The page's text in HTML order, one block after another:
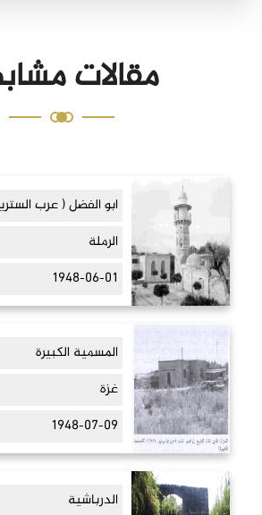
مقالات
ابو الفضل ( عرب
الرملة
1948-06-01
المسمية الكبيرة
غزة
1948-07-09
الدرباشية